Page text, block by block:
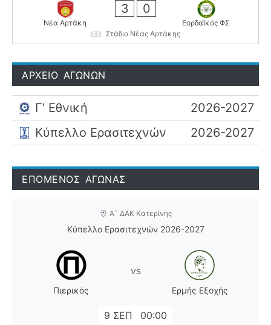
Νέα Αρτάκη
3 0
Εορδαϊκός ΦΣ
Στάδιο Νέας Αρτάκης
ΑΡΧΕΙΟ ΑΓΩΝΩΝ
Γ' Εθνική
2026-2027
Κύπελλο Ερασιτεχνών
2026-2027
ΕΠΟΜΕΝΟΣ ΑΓΩΝΑΣ
Α` ΔΑΚ Κατερίνης
Κύπελλο Ερασιτεχνών 2026-2027
Πιερικός
vs
Ερμής Εξοχής
9 ΣΕΠ 00:00